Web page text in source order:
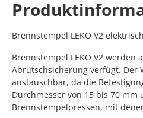
Brennstempel LEKO V2
Brennstempel LEKO V2
Abrutschsicherung verfügt.
austauschbar, da die
Durchmesser von 15 bis 70
Brennstempelpressen, mit